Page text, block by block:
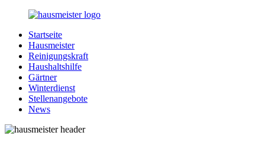
Zurück
Inhalt
Hausmeister.de
Alles
rund
Ihren
Haushalt
Startseite
Hausmeister
Reinigungskraft
Haushaltshilfe
Gärtner
Winterdienst
Stellenangebote
News